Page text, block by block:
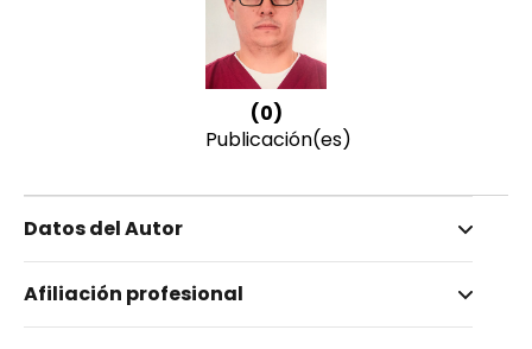
(0)
Publicación(es)
Datos del Autor
Cárdenas, Dr. Alberto
Afiliación profesional